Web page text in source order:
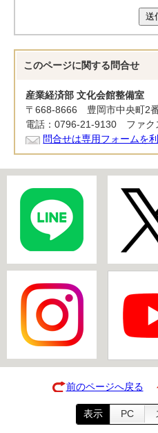
送
このページに関する 問合せ
産業経済部 文化会館整備室
〒668-8666 豊岡市中央町2
電話：0796-21-9130 ファク
問合せは専用フォームを
前のページへ戻る
表示 PC